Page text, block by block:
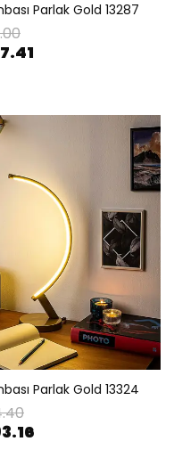
Parlak Gold 13287
Parlak Gold 13324